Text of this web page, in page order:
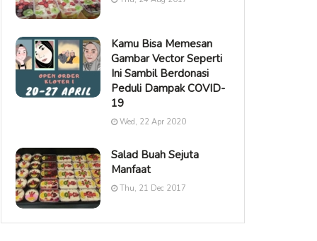
Kamu Bisa Memesan
Gambar Vector Seperti
Ini Sambil Berdonasi
Peduli Dampak COVID-
19
Wed, 22 Apr 2020
Salad Buah Sejuta
Manfaat
Thu, 21 Dec 2017